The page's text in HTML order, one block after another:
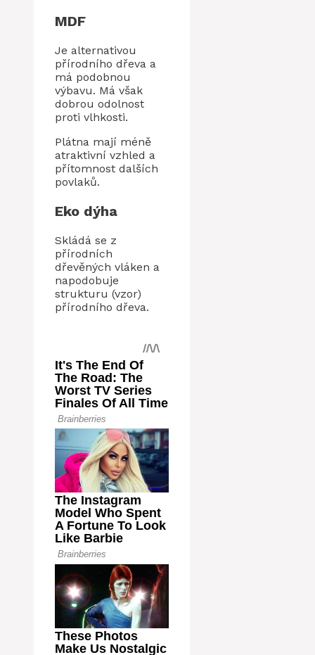
MDF
Je alternativou
přírodního dřeva a
má podobnou
výbavu. Má však
dobrou odolnost
proti vlhkosti.
Plátna mají méně
atraktivní vzhled a
přítomnost dalších
povlaků.
Eko dýha
Skládá se z
přírodních
dřevěných vláken a
napodobuje
strukturu (vzor)
přírodního dřeva.